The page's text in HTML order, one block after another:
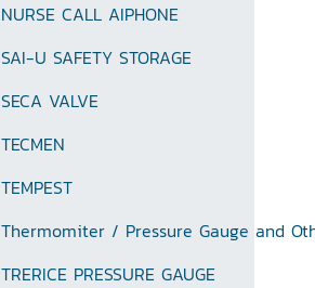
NURSE CALL AIPHONE
SAI-U SAFETY STORAGE
SECA VALVE
TECMEN
TEMPEST
Thermomiter / Pressure Gauge and
TRERICE PRESSURE GAUGE